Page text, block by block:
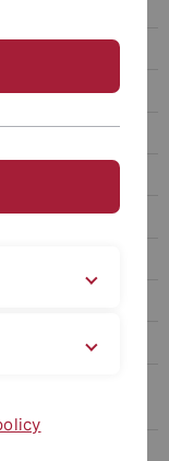
Archäologie